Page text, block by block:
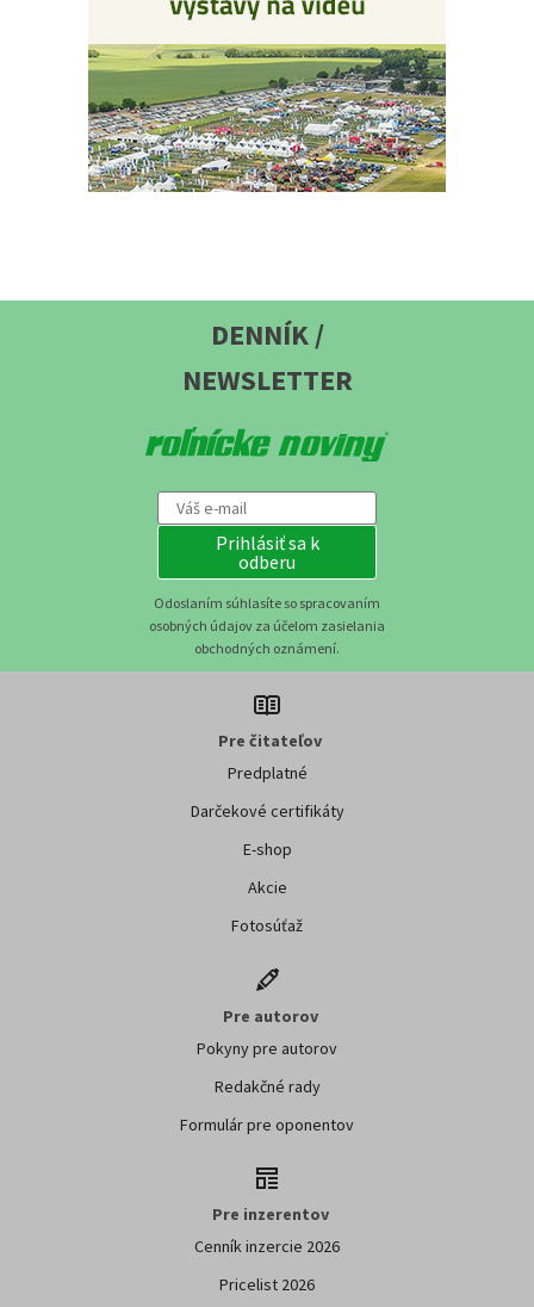
DENNÍK /
NEWSLETTER
Prihlásiť sa k
odberu
Odoslaním súhlasíte so spracovaním
osobných údajov za účelom zasielania
obchodných oznámení.
Pre čitateľov
Predplatné
Darčekové certifikáty
E-shop
Akcie
Fotosúťaž
Pre autorov
Pokyny pre autorov
Redakčné rady
Formulár pre oponentov
Pre inzerentov
Cenník inzercie 2026
Pricelist 2026